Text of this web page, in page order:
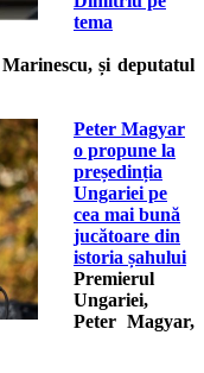
tema
și deputatul
Peter Magyar
o propune la
președinția
Ungariei pe
cea mai bună
jucătoare din
istoria șahului
Premierul
Ungariei,
Peter Magyar,